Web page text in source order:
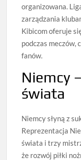
organizowana.
zarządzania
Kibicom oferuje
podczas meczów,
fanów.
Niemcy
świata
Niemcy słyną z
Reprezentacja
świata i trzy
że rozwój piłki